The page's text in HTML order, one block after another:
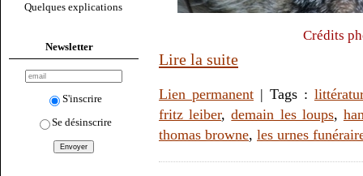
Quelques explications
Newsletter
S'inscrire
Se désinscrire
Crédits
Lire la suite
Lien permanent| Tags :
fritz leiber,demain les loups,
thomas browne, les urnes